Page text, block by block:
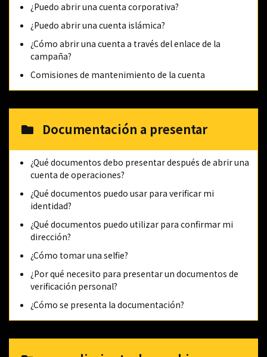
¿Puedo abrir una cuenta corporativa?
¿Puedo abrir una cuenta islámica?
¿Cómo abrir una cuenta a través del enlace de la
campaña?
Comisiones de mantenimiento de la cuenta
Documentación a presentar
¿Qué documentos debo presentar después de abrir una
cuenta de operaciones?
¿Qué documentos puedo usar para verificar mi
identidad?
¿Qué documentos puedo utilizar para confirmar mi
dirección?
¿Cómo tomar una selfie?
¿Por qué necesito para presentar un documentos de
verificación personal?
¿Cómo se presenta la documentación?